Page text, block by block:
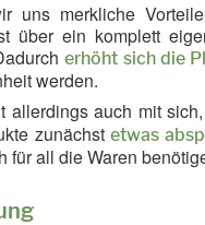
uns merkliche
über ein komplett
erhöht sich die
werden.
allerdings auch mit
zunächstetwas
für all die Waren